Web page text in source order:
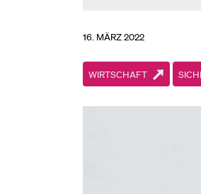
16. MÄRZ 2022
WIRTSCHAFT